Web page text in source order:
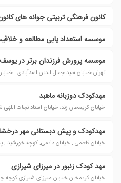
کانون فرهنگی تربیتی جوانه های
موسسه استعداد یابی مطالعه و
موسسه پرورش فرزندان برتر در یوسف
تهران خیابان سید جمال الدین اسدآبادی - خیابان
مهدکودک دوزبانه ماهبد
خیابان کریمخان زند، خیابان استاد نجات اللهی
مهدکودک و پیش دبستانی مهر
خیابان فاطمی , خیابان دایمی, کوچه خورشید ,
مهد کودک زنبور در میرزای شیرازی
خیابان کریمخان خیابان میرزای شیرازی کوچه